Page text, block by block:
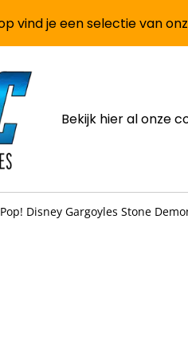
vind je een selectie van
Bekijk hier al onze
Disney Gargoyles Stone